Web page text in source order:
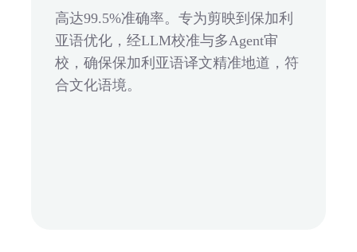
高达99.5%准确率。专为剪映到保加利
亚语优化，经LLM校准与多Agent审
校，确保保加利亚语译文精准地道，符
合文化语境。